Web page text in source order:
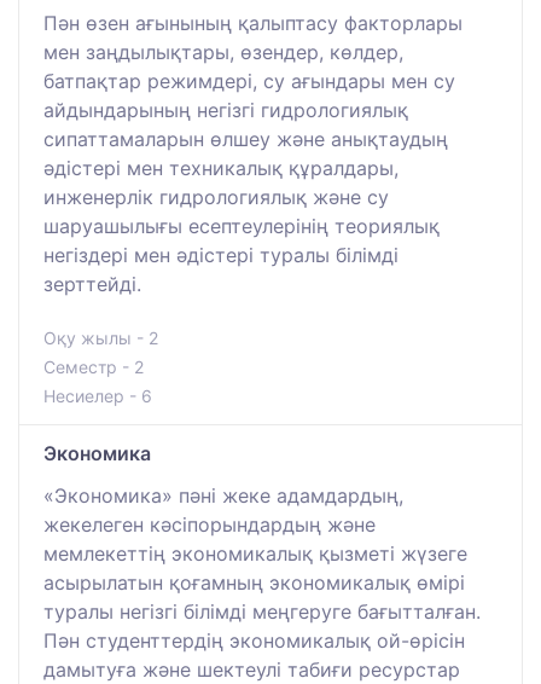
Пән өзен ағынының қалыптасу факторлары
мен заңдылықтары, өзендер, көлдер,
батпақтар режимдері, су ағындары мен су
айдындарының негізгі гидрологиялық
сипаттамаларын өлшеу және анықтаудың
әдістері мен техникалық құралдары,
инженерлік гидрологиялық және су
шаруашылығы есептеулерінің теориялық
негіздері мен әдістері туралы білімді
зерттейді.
Оқу жылы - 2
Семестр - 2
Несиелер - 6
Экономика
«Экономика» пәні жеке адамдардың,
жекелеген кәсіпорындардың және
мемлекеттің экономикалық қызметі жүзеге
асырылатын қоғамның экономикалық өмірі
туралы негізгі білімді меңгеруге бағытталған.
Пән студенттердің экономикалық ой-өрісін
дамытуға және шектеулі табиғи ресурстар